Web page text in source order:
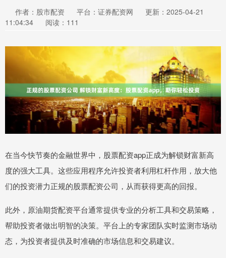
作者：股市配资 平台：证券配资网
更新：2025-04-21
11:04:34
阅读：111
在当今快节奏的金融世界中，股票配资app正成为解锁财富新高
度的强大工具。这些应用程序允许投资者利用杠杆作用，放大他
们的投资潜力正规的股票配资公司，从而获得更高的回报。
此外，原油期货配资平台通常提供专业的分析工具和交易策略，
帮助投资者做出明智的决策。平台上的专家团队实时监测市场动
态，为投资者提供及时准确的市场信息和交易建议。